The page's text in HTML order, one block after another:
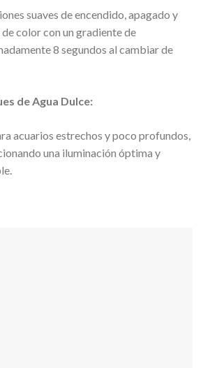
suaves de encendido, apagado y
color con un gradiente de
8 segundos al cambiar de
de Agua Dulce:
acuarios estrechos y poco profundos,
una iluminación óptima y